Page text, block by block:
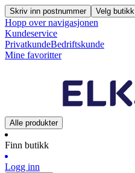
Skriv inn postnummer Velg butikk
Hopp over navigasjonen
Kundeservice
PrivatkundeBedriftskunde
Mine favoritter
Alle produkter
Finn butikk
Logg inn